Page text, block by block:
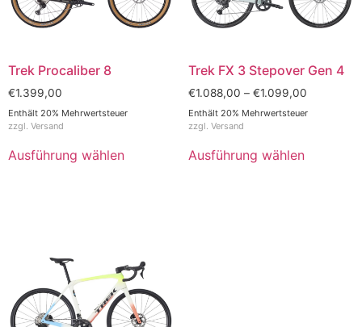
Trek Procaliber 8
€1.399,00
Enthält 20% Mehrwertsteuer
zzgl. Versand
Ausführung wählen
Trek FX 3 Stepover Gen 4
€1.088,00 – €1.099,00
Enthält 20% Mehrwertsteuer
zzgl. Versand
Ausführung wählen